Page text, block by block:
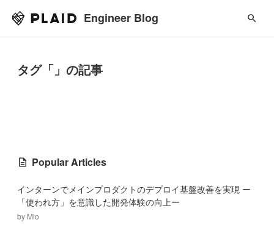
Engineer Blog
タグ「」の記事
Popular Articles
インターンでメインプロダクトのデプロイ基盤改善を実現 ー
「使われ方」を意識した開発体験の向上ー
by Mio